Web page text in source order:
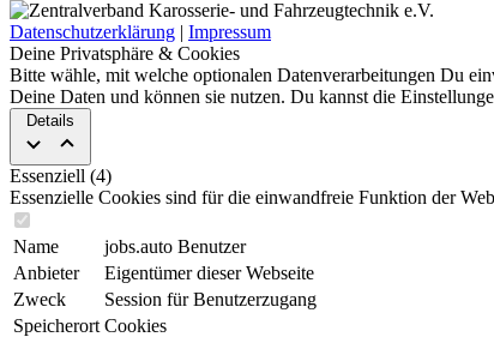
Datenschutzerklärung | Impressum
Deine Privatsphäre & Cookies
Bitte wähle, mit welche optionalen Da­ten­ver­ar­bei­tun­gen Du
Deine Daten und können sie nut­zen. Du kannst die
Details
Essenziell (4)
Essenzielle Cookies sind für die ein­wand­freie Funktion der
Name
jobs.auto Benutzer
Anbieter
Eigentümer dieser Webseite
Zweck
Session für Benutzerzugang
Speicherort Cookies